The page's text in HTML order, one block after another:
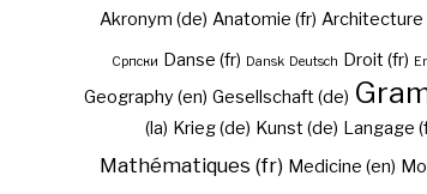
Akronym (de) Anatomie (fr) Architecture
Cрпски Danse (fr) Dansk Deutsch Droit (fr)
Geography (en) Gesellschaft (de)
(la) Krieg (de) Kunst (de) Langage
Mathématiques (fr) Medicine (en)